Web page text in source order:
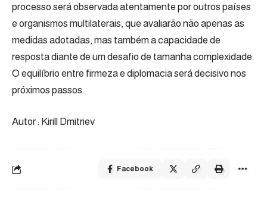
processo será observada atentamente por outros países
e organismos multilaterais, que avaliarão não apenas as
medidas adotadas, mas também a capacidade de
resposta diante de um desafio de tamanha complexidade.
O equilíbrio entre firmeza e diplomacia será decisivo nos
próximos passos.
Autor : Kirill Dmitriev
Facebook